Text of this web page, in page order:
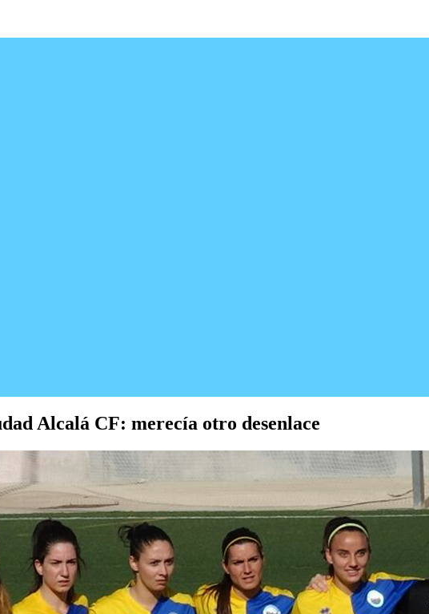
Alcalá CF: merecía otro desenlace